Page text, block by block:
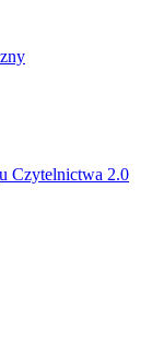
Czytelnictwa 2.0